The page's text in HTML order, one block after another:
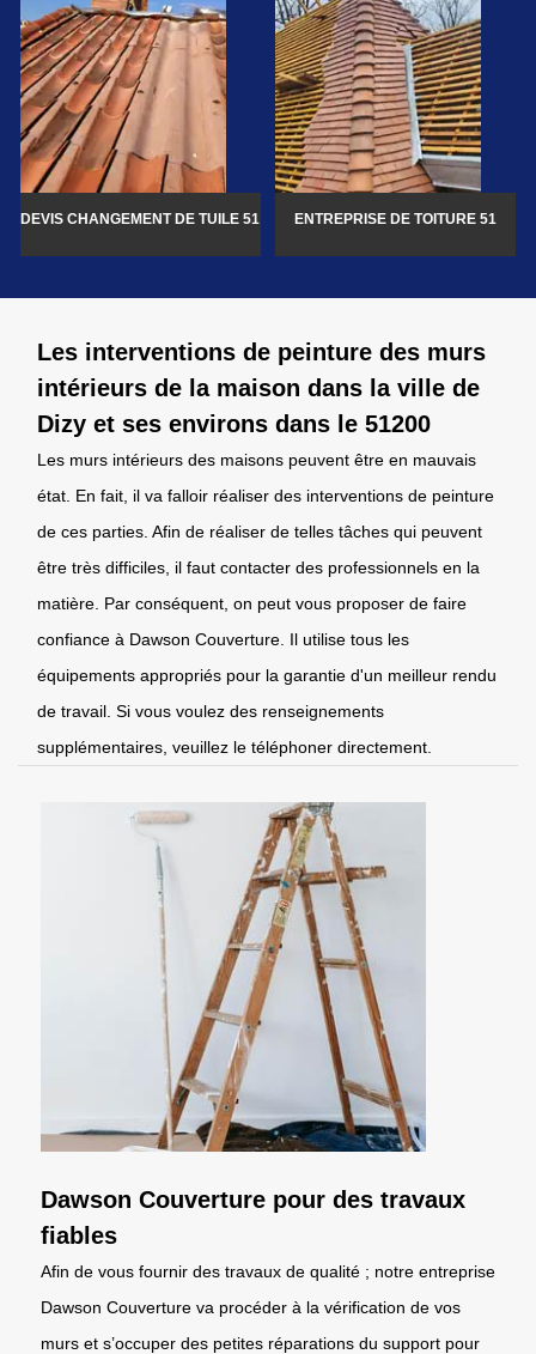
DEVIS CHANGEMENT DE TUILE 51 ENTREPRISE DE TOITURE 51
Les interventions de peinture des murs
intérieurs de la maison dans la ville de
Dizy et ses environs dans le 51200
Les murs intérieurs des maisons peuvent être en mauvais
état. En fait, il va falloir réaliser des interventions de peinture
de ces parties. Afin de réaliser de telles tâches qui peuvent
être très difficiles, il faut contacter des professionnels en la
matière. Par conséquent, on peut vous proposer de faire
confiance à Dawson Couverture. Il utilise tous les
équipements appropriés pour la garantie d'un meilleur rendu
de travail. Si vous voulez des renseignements
supplémentaires, veuillez le téléphoner directement.
Dawson Couverture pour des travaux
fiables
Afin de vous fournir des travaux de qualité ; notre entreprise
Dawson Couverture va procéder à la vérification de vos
murs et s’occuper des petites réparations du support pour